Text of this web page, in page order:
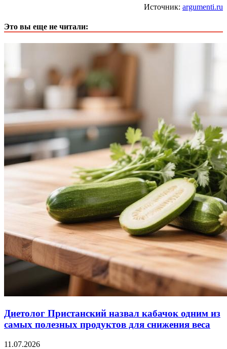
Источник: argumenti.ru
Это вы еще не читали:
Диетолог Пристанский назвал кабачок одним из
самых полезных продуктов для снижения веса
11.07.2026